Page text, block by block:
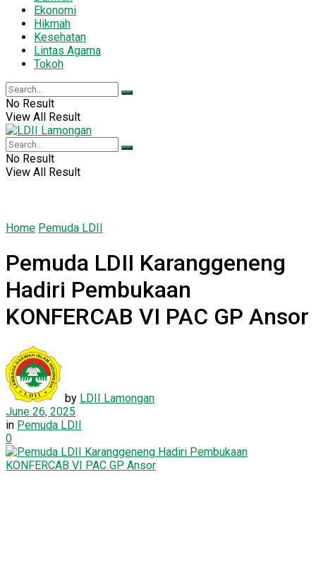
Ekonomi
Hikmah
Kesehatan
Lintas Agama
Tokoh
No Result
View All Result
No Result
View All Result
Home Pemuda LDII
Pemuda LDII Karanggeneng
Hadiri Pembukaan
KONFERCAB VI PAC GP Ansor
by LDII Lamongan
June 26, 2025
in Pemuda LDII
0